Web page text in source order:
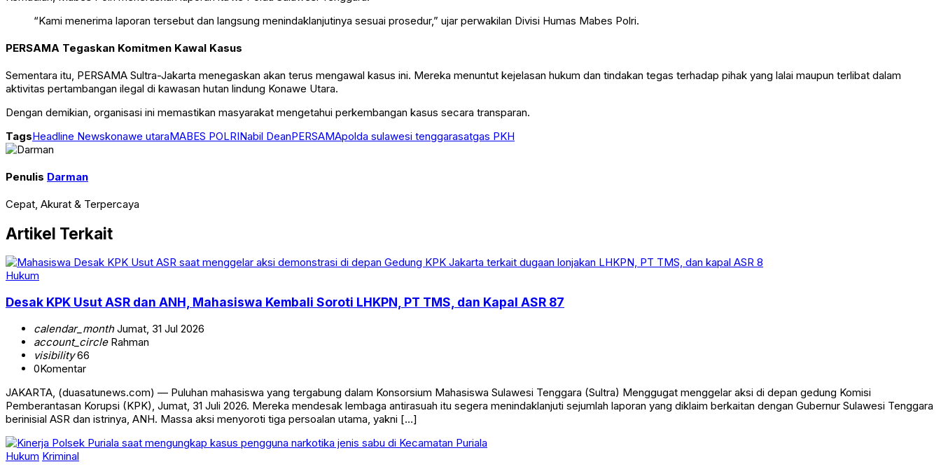
“Kami menerima laporan tersebut dan langsung menindaklanjutinya sesuai prosedur,” ujar perwakilan Divisi Humas Mabes Polri.
PERSAMA Tegaskan Komitmen Kawal Kasus
Sementara itu, PERSAMA Sultra-Jakarta menegaskan akan terus mengawal kasus ini. Mereka menuntut kejelasan hukum dan tindakan tegas terhadap pihak yang lalai maupun terlibat dalam
aktivitas pertambangan ilegal di kawasan hutan lindung Konawe Utara.
Dengan demikian, organisasi ini memastikan masyarakat mengetahui perkembangan kasus secara transparan.
TagsHeadline Newskonawe utaraMABES POLRINabil DeanPERSAMApolda sulawesi tenggarasatgas PKH
Penulis Darman
Cepat, Akurat & Terpercaya
Artikel Terkait
Hukum
Desak KPK Usut ASR dan ANH, Mahasiswa Kembali Soroti LHKPN, PT TMS, dan Kapal ASR 87
calendar_monthJumat, 31 Jul 2026
account_circleRahman
visibility66
0Komentar
JAKARTA, (duasatunews.com) — Puluhan mahasiswa yang tergabung dalam Konsorsium Mahasiswa Sulawesi Tenggara (Sultra) Menggugat menggelar aksi di depan gedung Komisi
Pemberantasan Korupsi (KPK), Jumat, 31 Juli 2026. Mereka mendesak lembaga antirasuah itu segera menindaklanjuti sejumlah laporan yang diklaim berkaitan dengan Gubernur Sulawesi Tenggara
berinisial ASR dan istrinya, ANH. Massa aksi menyoroti tiga persoalan utama, yakni […]
Hukum Kriminal